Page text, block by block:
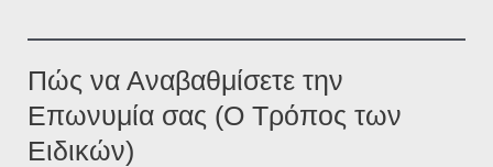
Πώς να Αναβαθμίσετε την
Επωνυμία σας (Ο Τρόπος των
Ειδικών)